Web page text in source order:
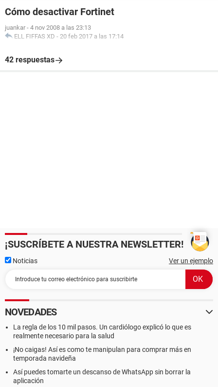
Cómo desactivar Fortinet
juankar - 4 nov 2008 a las 23:13
ELL FIFFAS XD - 20 feb 2017 a las 17:14
42 respuestas
¡SUSCRÍBETE A NUESTRA NEWSLETTER!
Noticias Ver un ejemplo
NOVEDADES
La regla de los 10 mil pasos. Un cardiólogo explicó lo que es
realmente necesario para la salud
¡No caigas! Así es como te manipulan para comprar más en
temporada navideña
Así puedes tomarte un descanso de WhatsApp sin borrar la
aplicación